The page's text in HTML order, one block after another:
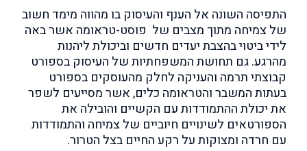
התפיסה השונה אל הענף והעיסוק בומהווה מימד חשוב
של צמיחה מתוך מצבים של פוסט-טראומה אשר באה
לידי ביטוי בהצבת יעדים חדשים וביכולת ליהנות
מהרגע.גם תחושת המשפחתיות של העיסוק בספורט
קבוצתי תרמה והעניקה לחלק מהעוסקים בספורט
בעתות המשבר והטראומה כלים, אשר מסייעים לשפר
את יכולת ההתמודדות עם הקשיים והובילה את
הספורטאים לשינויים חיוביים של צמיחה והתמודדות
עם חרדה ומצוקות על רקע החיים בצל הטרור.